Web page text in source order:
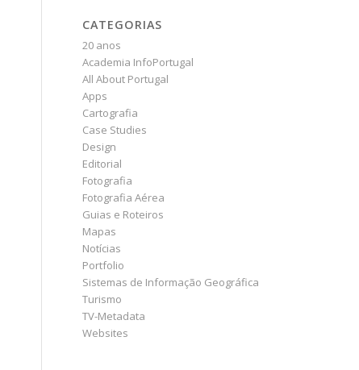
CATEGORIAS
20 anos
Academia InfoPortugal
All About Portugal
Apps
Cartografia
Case Studies
Design
Editorial
Fotografia
Fotografia Aérea
Guias e Roteiros
Mapas
Notícias
Portfolio
Sistemas de Informação Geográfica
Turismo
TV-Metadata
Websites